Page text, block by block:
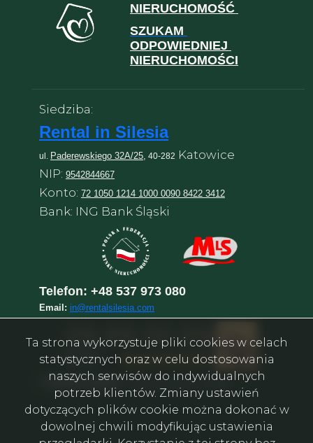
NIERUCHOMOŚĆ
SZUKAM
ODPOWIEDNIEJ
NIERUCHOMOŚCI
Siedziba:
Rental in Silesia
ul. Paderewskiego 32A/25, 40-282 Katowice
NIP: 9542844667
Konto: 72 1050 1214 1000 0090 8422 3412
Bank: ING Bank Śląski
Telefon: +48 537 973 080
Email: in@rentalsilesia.com
Rental in Silesia – Агентство нерухомості у Катовіце
Ta strona wykorzystuje pliki cookies w celach
statystycznych oraz w celu dostosowania
naszych serwisów do indywidualnych
potrzeb klientów. Zmiany ustawień
dotyczących plików cookie można dokonać w
dowolnej chwili modyfikując ustawienia